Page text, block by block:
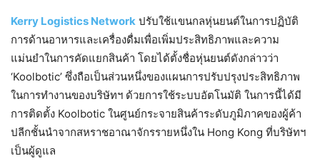
Kerry Logistics Network ปรับใช้แขนกลหุ่นยนต์ในการปฏิบัติ
การด้านอาหารและเครื่องดื่มเพื่อเพิ่มประสิทธิภาพและความ
แม่นยำในการคัดแยกสินค้า โดยได้ตั้งชื่อหุ่นยนต์ดังกล่าวว่า
‘Koolbotic’ ซึ่งถือเป็นส่วนหนึ่งของแผนการปรับปรุงประสิทธิภาพ
ในการทำงานของบริษัทฯ ด้วยการใช้ระบบอัตโนมัติ ในการนี้ได้มี
การติดตั้ง Koolbotic ในศูนย์กระจายสินค้าระดับภูมิภาคของผู้ค้า
ปลีกชั้นนำจากสหราชอาณาจักรรายหนึ่งใน Hong Kong ที่บริษัทฯ
เป็นผู้ดูแล